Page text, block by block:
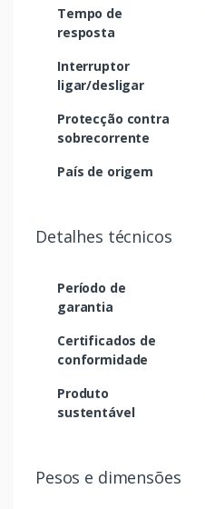
Tempo de
resposta
Interruptor
ligar/desligar
Protecção contra
sobrecorrente
País de origem
Detalhes técnicos
Período de
garantia
Certificados de
conformidade
Produto
sustentável
Pesos e dimensões